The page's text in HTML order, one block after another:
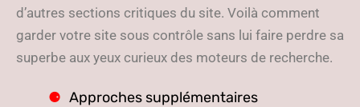
d’autres sections critiques du site. Voilà comment
garder votre site sous contrôle sans lui faire perdre sa
superbe aux yeux curieux des moteurs de recherche.
Approches supplémentaires